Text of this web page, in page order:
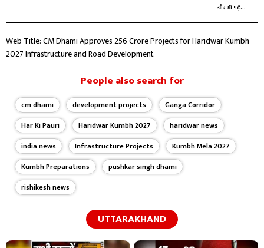
और भी पढ़ें...
Web Title: CM Dhami Approves ₹256 Crore Projects for Haridwar Kumbh
2027 Infrastructure and Road Development
People also search for
cm dhami development projects
Ganga Corridor
Har Ki Pauri
Haridwar Kumbh 2027
haridwar news
india news
Infrastructure Projects
Kumbh Mela 2027
Kumbh Preparations
pushkar singh dhami
rishikesh news
UTTARAKHAND